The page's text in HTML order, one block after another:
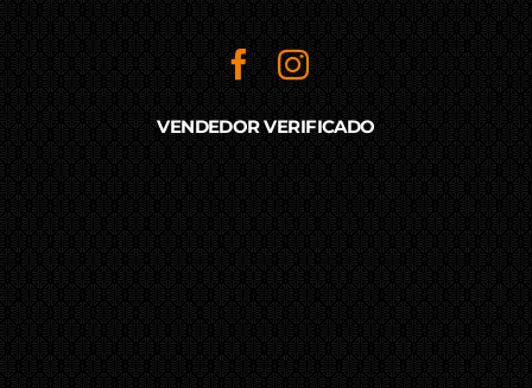
VENDEDOR VERIFICADO